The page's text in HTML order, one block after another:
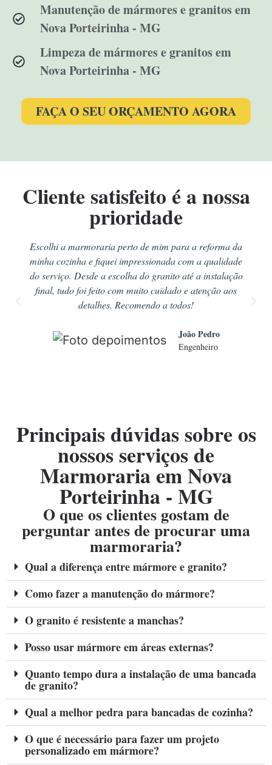
Manutenção de mármores e granitos em
Nova Porteirinha - MG
Limpeza de mármores e granitos em
Nova Porteirinha - MG
FAÇA O SEU ORÇAMENTO AGORA
Cliente satisfeito é a nossa
prioridade
Escolhi a marmoraria perto de mim para a reforma da
minha cozinha e fiquei impressionada com a qualidade
do serviço. Desde a escolha do granito até a instalação
final, tudo foi feito com muito cuidado e atenção aos
detalhes. Recomendo a todos!
João Pedro
Engenheiro
Principais dúvidas sobre os
nossos serviços de
Marmoraria em Nova
Porteirinha - MG
O que os clientes gostam de
perguntar antes de procurar uma
marmoraria?
Qual a diferença entre mármore e granito?
Como fazer a manutenção do mármore?
O granito é resistente a manchas?
Posso usar mármore em áreas externas?
Quanto tempo dura a instalação de uma bancada
de granito?
Qual a melhor pedra para bancadas de cozinha?
O que é necessário para fazer um projeto
personalizado em mármore?